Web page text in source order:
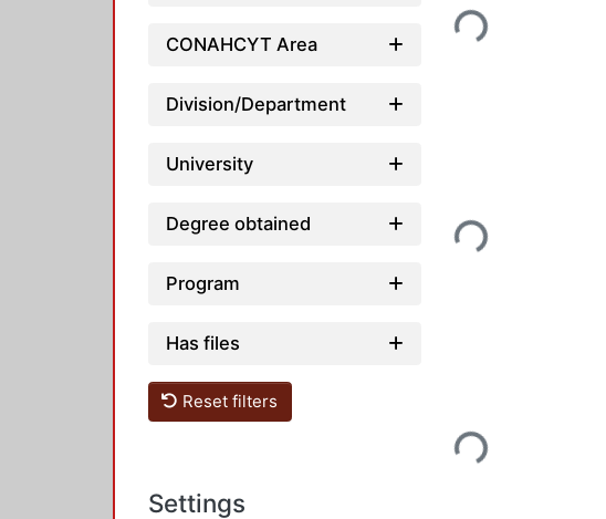
CONAHCYT Area
Division/Department
University
Degree obtained
Program
Has files
Reset filters
Settings
Loading...
Loading...
Loading...